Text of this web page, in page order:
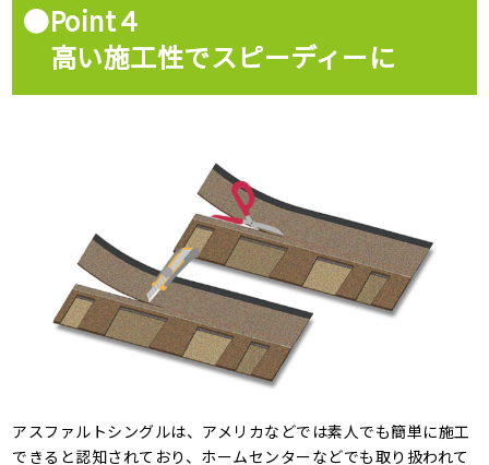
●Point４
高い施工性でスピーディーに
アスファルトシングルは、アメリカなどでは素人でも簡単に施工
できると認知されており、ホームセンターなどでも取り扱われて